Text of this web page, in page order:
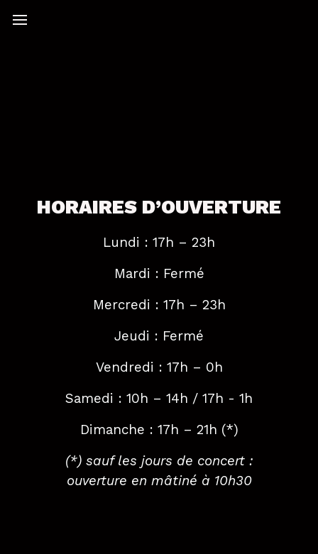
HORAIRES D’OUVERTURE
Lundi : 17h – 23h
Mardi : Fermé
Mercredi : 17h – 23h
Jeudi : Fermé
Vendredi : 17h – 0h
Samedi : 10h – 14h / 17h - 1h
Dimanche : 17h – 21h (*)
(*) sauf les jours de concert :
ouverture en mâtiné à 10h30